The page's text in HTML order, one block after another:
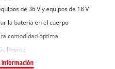
de 36 V y equipos de 18 V
la batería en el cuerpo
comodidad óptima
información